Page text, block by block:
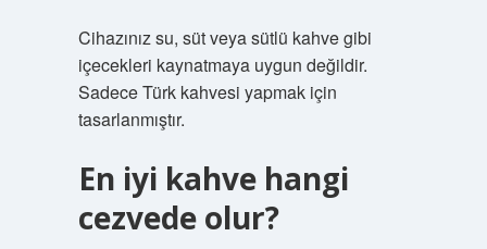
Cihazınız su, süt veya sütlü kahve gibi
içecekleri kaynatmaya uygun değildir.
Sadece Türk kahvesi yapmak için
tasarlanmıştır.
En iyi kahve hangi
cezvede olur?